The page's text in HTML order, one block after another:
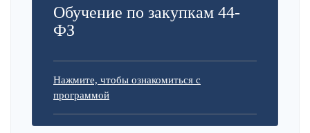
Обучение по закупкам 44-
ФЗ
Нажмите, чтобы ознакомиться с
программой